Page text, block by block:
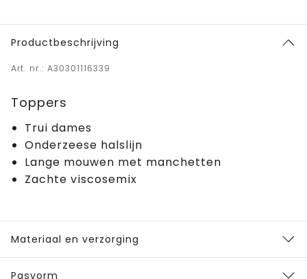
Productbeschrijving
Art. nr.: A30301116339
Toppers
Trui dames
Onderzeese halslijn
Lange mouwen met manchetten
Zachte viscosemix
Materiaal en verzorging
Pasvorm